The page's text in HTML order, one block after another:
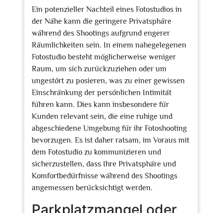
Ein potenzieller Nachteil eines Fotostudios in
der Nähe kann die geringere Privatsphäre
während des Shootings aufgrund engerer
Räumlichkeiten sein. In einem nahegelegenen
Fotostudio besteht möglicherweise weniger
Raum, um sich zurückzuziehen oder um
ungestört zu posieren, was zu einer gewissen
Einschränkung der persönlichen Intimität
führen kann. Dies kann insbesondere für
Kunden relevant sein, die eine ruhige und
abgeschiedene Umgebung für ihr Fotoshooting
bevorzugen. Es ist daher ratsam, im Voraus mit
dem Fotostudio zu kommunizieren und
sicherzustellen, dass Ihre Privatsphäre und
Komfortbedürfnisse während des Shootings
angemessen berücksichtigt werden.
Parkplatzmangel oder